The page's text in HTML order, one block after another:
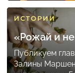
ИСТОРИИ
«Рожай и
Публикуем
Залины